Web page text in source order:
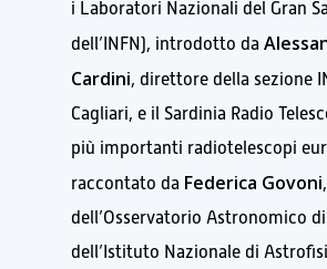
i Laboratori Nazionali del Gran
dell’INFN), introdotto da
Cardini, direttore della sezione
Cagliari, e il Sardinia Radio
più importanti radiotelescopi
raccontato da Federica Govoni
dell’Osservatorio Astronomico
dell’Istituto Nazionale di